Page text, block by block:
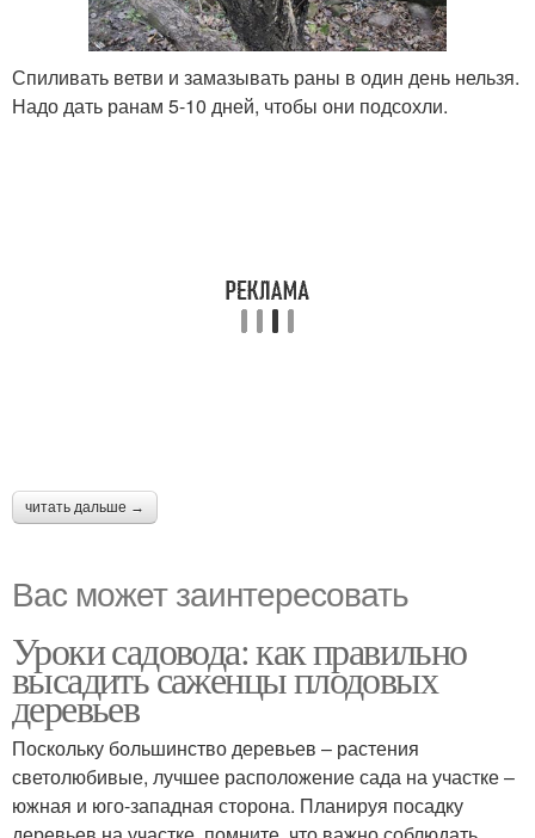
Спиливать ветви и замазывать раны в один день нельзя.
Надо дать ранам 5-10 дней, чтобы они подсохли.
читать дальше →
Вас может заинтересовать
Уроки садовода: как правильно
высадить саженцы плодовых
деревьев
Поскольку большинство деревьев – растения
светолюбивые, лучшее расположение сада на участке –
южная и юго-западная сторона. Планируя посадку